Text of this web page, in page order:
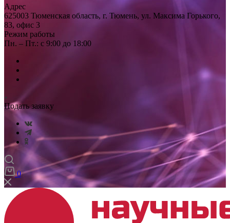
Адрес
625003 Тюменская область, г. Тюмень, ул. Максима Горького,
83, офис 3
Режим работы
Пн. – Пт.: с 9:00 до 18:00
Подать заявку
0